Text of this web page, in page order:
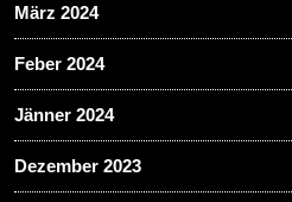
März 2024
Feber 2024
Jänner 2024
Dezember 2023